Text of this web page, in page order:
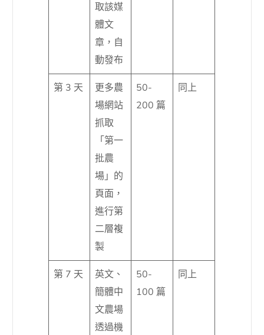
取該媒
體文
章，自
動發布
第 3 天
更多農
場網站
抓取
「第一
批農
場」的
頁面，
進行第
二層複
製
50-
200 篇
同上
第 7 天
英文、
簡體中
文農場
透過機
50-
100 篇
同上